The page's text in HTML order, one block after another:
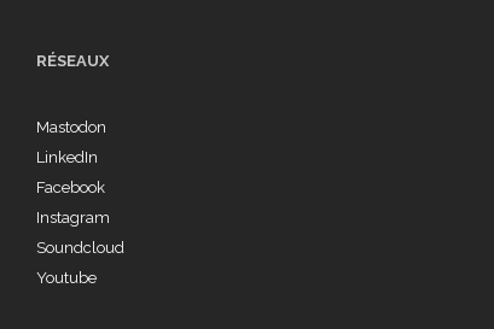
RÉSEAUX
Mastodon
LinkedIn
Facebook
Instagram
Soundcloud
Youtube